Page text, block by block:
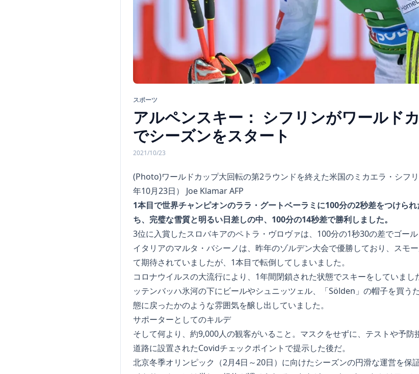
スポーツ
アルペンスキー： シフリンがワールド
でシーズンをスタート
2021/10/23
(Photo)ワールドカップ大回転の第2ラウンドを終えた米国のミカエラ・シフ
年10月23日） Joe Klamar AFP
1本目で世界チャンピオンのララ・グートベーラミに100分の2秒差をつけら
ち、完璧な雪質と明るい日差しの中、100分の14秒差で勝利しました。
3位に入賞したスロバキアのペトラ・ヴロヴァは、100分の1秒30の差でゴール
イタリアのマルタ・バシーノは、昨年のゾルデン大会で優勝しており、スモ
て期待されていましたが、1本目で転倒してしまいました。
コロナウイルスの大流行により、1年間閉鎖された状態でスキーをしていま
ッテンバッハ氷河の下にビールやシュニッツェル、「Sölden」の帽子を買う
態に戻ったかのような雰囲気を醸し出していました。
サポーターとしてのキルデ
そして何より、約9,000人の観客がいること。マスクをせずに、テストや予
道路に設置されたCovidチェックポイントで提示した後だ。
北京冬季オリンピック（2月4日～20日）に向けたシーズンの円滑な運営を保